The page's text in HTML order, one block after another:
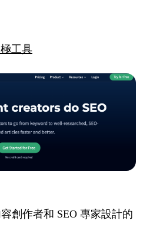
工具
創作者和 SEO 專家設計的